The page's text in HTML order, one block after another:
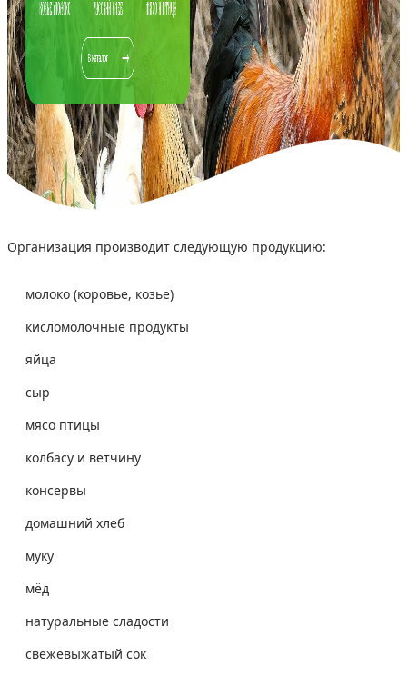
Организация производит следующую продукцию:
молоко (коровье, козье)
кисломолочные продукты
яйца
сыр
мясо птицы
колбасу и ветчину
консервы
домашний хлеб
муку
мёд
натуральные сладости
свежевыжатый сок